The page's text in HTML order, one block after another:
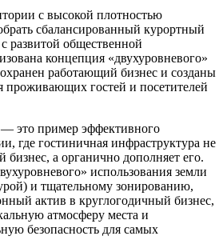
с высокой плотностью
сбалансированный курортный
развитой общественной
концепция «двухуровневого»
работающий бизнес и созданы
проживающих гостей и посетителей
это пример эффективного
где гостиничная инфраструктура не
бизнес, а органично дополняет его.
использования земли
и тщательному зонированию,
актив в круглогодичный бизнес,
атмосферу места и
безопасность для самых